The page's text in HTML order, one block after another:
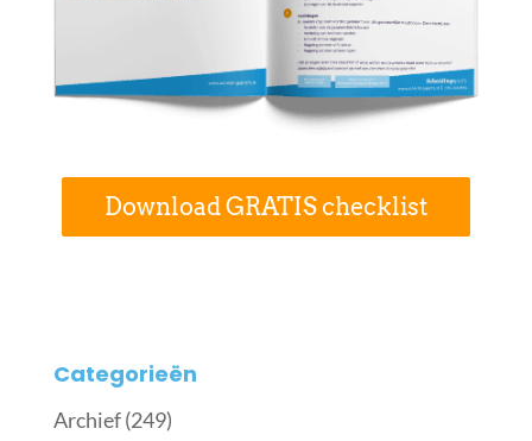
Download GRATIS checklist
Categorieën
Archief(249)